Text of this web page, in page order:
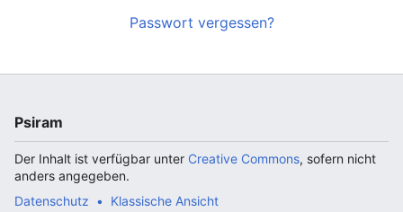
Passwort vergessen?
Psiram
Der Inhalt ist verfügbar unter Creative Commons, sofern nicht
anders angegeben.
Datenschutz
Klassische Ansicht